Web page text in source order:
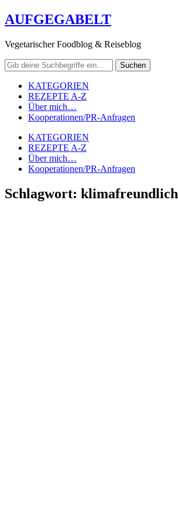
AUFGEGABELT
Vegetarischer Foodblog & Reiseblog
KATEGORIEN
REZEPTE A-Z
Über mich…
Kooperationen/PR-Anfragen
KATEGORIEN
REZEPTE A-Z
Über mich…
Kooperationen/PR-Anfragen
Schlagwort: klimafreundlich